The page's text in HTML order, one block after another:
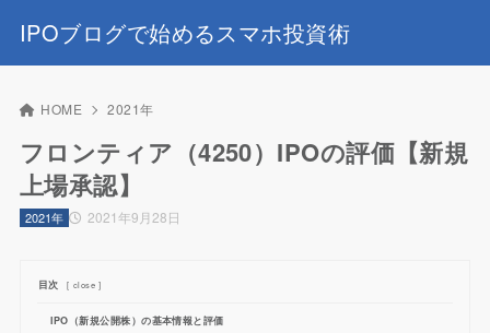
IPOブログで始めるスマホ投資術
HOME 2021年
フロンティア（4250）IPOの評価【新規
上場承認】
2021年 2021年9月28日
目次 [ close ]
IPO（新規公開株）の基本情報と評価